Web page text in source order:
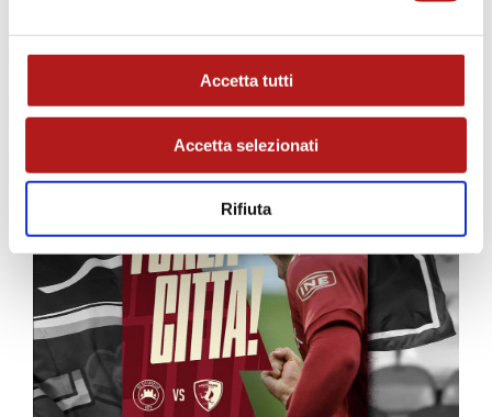
Accetta tutti
Accetta selezionati
Rifiuta